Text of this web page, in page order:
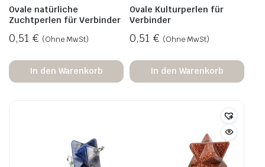
Ovale natürliche
Zuchtperlen für Verbinder
0,51 € (Ohne MwSt)
In den Warenkorb
Ovale Kulturperlen für
Verbinder
0,51 € (Ohne MwSt)
In den Warenkorb